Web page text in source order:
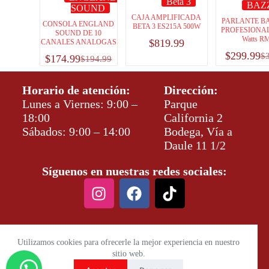
Utilizamos cookies para ofrecerle la mejor experiencia en nuestro
sitio web.
SOUND
CONSOLA ENGLAND
SOUND DE 10
CANALES ANALOGAS
$194.99
$174.99
CAJA AMPLIFICADA
BETA 3 ES215A 500W
$819.99
PARLANTE
Watts
$
$299.99
Horario de atención:
Lunes a Viernes: 9:00 –
18:00
Sábados: 9:00 – 14:00
Dirección:
Parque
California 2
Bodega, Vía a
Daule 11 1/2
Síguenos en nuestras redes sociales: